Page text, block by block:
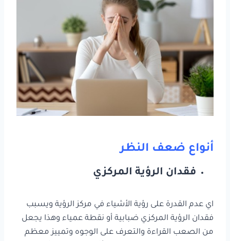
أنواع ضعف النظر
فقدان الرؤية المركزي
اي عدم القدرة على رؤية الأشياء في مركز الرؤية ويسبب
فقدان الرؤية المركزي ضبابية أو نقطة عمياء وهذا يجعل
من الصعب القراءة والتعرف على الوجوه وتمييز معظم